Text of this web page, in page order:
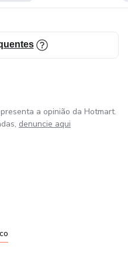
a opinião da Hotmart.
denuncie aqui